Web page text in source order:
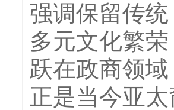
强调保留传
多元文化繁
跃在政商领
正是当今亚